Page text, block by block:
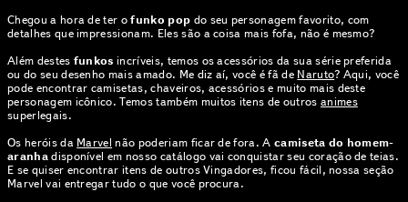
Chegou a hora de ter ofunko pop do seu personagem favorito, com
detalhes que impressionam. Eles são a coisa mais fofa, não é mesmo?
Além destes funkos incríveis, temos os acessórios da sua série preferida
ou do seu desenho mais amado. Me diz aí, você é fã de Naruto? Aqui, você
pode encontrar camisetas, chaveiros, acessórios e muito mais deste
personagem icônico. Temos também muitos itens de outros animes
superlegais.
Os heróis da Marvel não poderiam ficar de fora. Acamiseta do homem-
aranhadisponível em nosso catálogo vai conquistar seu coração de teias.
E se quiser encontrar itens de outros Vingadores, ficou fácil, nossa seção
Marvel vai entregar tudo o que você procura.